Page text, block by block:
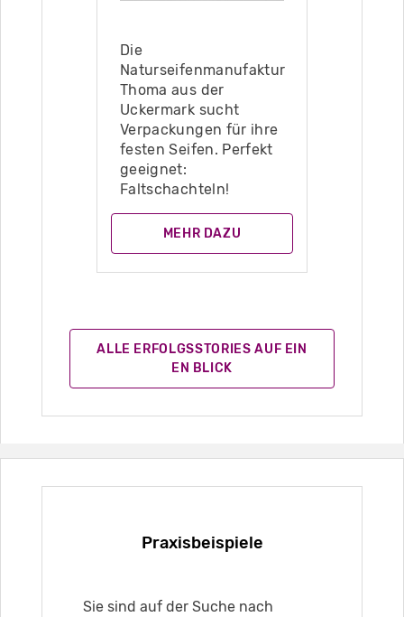
Die
Naturseifenmanufaktur
Thoma aus der
Uckermark sucht
Verpackungen für ihre
festen Seifen. Perfekt
geeignet:
Faltschachteln!
MEHR DAZU
ALLE ERFOLGSSTORIES AUF EIN
EN BLICK
Praxisbeispiele
Sie sind auf der Suche nach